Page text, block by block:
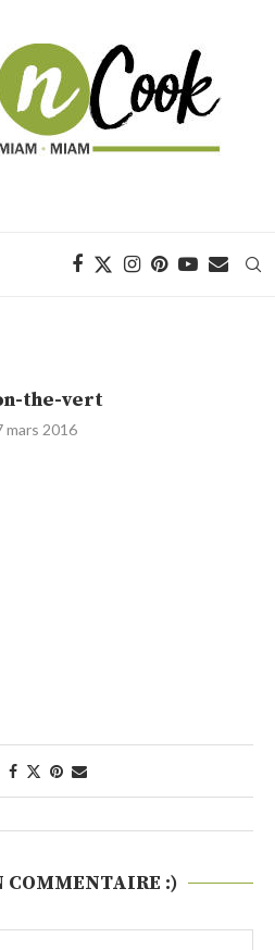
the-vert
mars 2016
COMMENTAIRE :)